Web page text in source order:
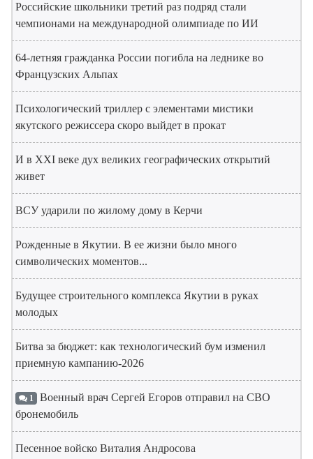
Российские школьники третий раз подряд стали
чемпионами на международной олимпиаде по ИИ
64-летняя гражданка России погибла на леднике во
Французских Альпах
Психологический триллер с элементами мистики
якутского режиссера скоро выйдет в прокат
И в XXI веке дух великих географических открытий
живет
ВСУ ударили по жилому дому в Керчи
Рожденные в Якутии. В ее жизни было много
символических моментов...
Будущее строительного комплекса Якутии в руках
молодых
Битва за бюджет: как технологический бум изменил
приемную кампанию-2026
1 Военный врач Сергей Егоров отправил на СВО
бронемобиль
Песенное войско Виталия Андросова